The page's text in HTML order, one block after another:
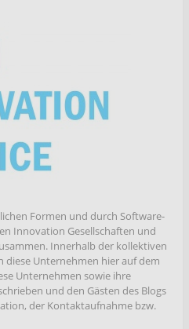
Formen und durch Software-
Innovation Gesellschaften und
Innerhalb der kollektiven
diese Unternehmen hier auf dem
Unternehmen sowie ihre
und den Gästen des Blogs
der Kontaktaufnahme bzw.